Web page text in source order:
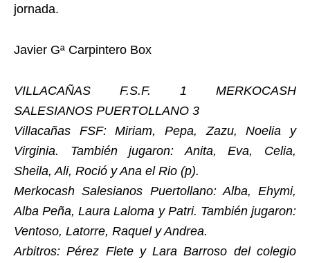
jornada.
Javier Gª Carpintero Box
VILLACAÑAS F.S.F. 1 MERKOCASH
SALESIANOS PUERTOLLANO 3
Villacañas FSF: Miriam, Pepa, Zazu, Noelia y
Virginia. También jugaron: Anita, Eva, Celia,
Sheila, Ali, Roció y Ana el Rio (p).
Merkocash Salesianos Puertollano: Alba, Ehymi,
Alba Peña, Laura Laloma y Patri. También jugaron:
Ventoso, Latorre, Raquel y Andrea.
Arbitros: Pérez Flete y Lara Barroso del colegio